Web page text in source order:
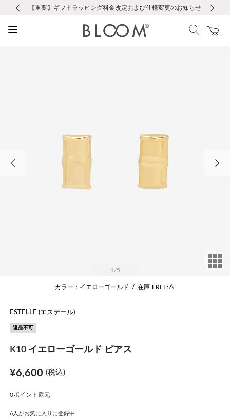
お修理・アフターサービスのご案内
【重要】令和８年熊本地震に伴う集配への影響について
【重要】ギフトラッピング料金改定および仕様変更のお知らせ
【重要】夏季休業の営業についてのご案内
税込5,500円以上で送料無料｜最短24時間以内に発送
新規会員登録で1000ポイントプレゼント！
新規LINE友だち登録で500円クーポンプレゼント
会員限定！レビュー投稿で100ポイントプレゼント
お修理・アフターサービスのご案内
【重要】令和８年熊本地震に伴う集配への影響について
1 /5
カラー：イエローゴールド / 在庫 FREE:△
ESTELLE (エステール)
返品不可
K10 イエローゴールド ピアス
¥6,600(税込)
0ポイント還元
6 人がお気に入りに登録中